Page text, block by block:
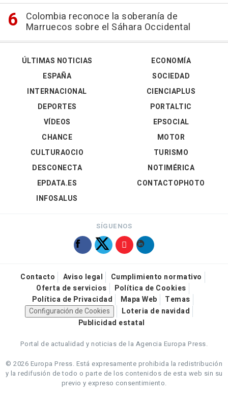
Colombia reconoce la soberanía de
Marruecos sobre el Sáhara Occidental
ÚLTIMAS NOTICIAS
ESPAÑA
INTERNACIONAL
DEPORTES
VÍDEOS
ECONOMÍA
SOCIEDAD
CIENCIAPLUS
PORTALTIC
EPSOCIAL
CHANCE
CULTURAOCIO
DESCONECTA
EPDATA.ES
INFOSALUS
MOTOR
TURISMO
NOTIMÉRICA
CONTACTOPHOTO
SÍGUENOS
Contacto Aviso legal
Cumplimiento normativo
Oferta de servicios
Política de Cookies
Política de Privacidad
Mapa Web
Temas
Configuración de Cookies
Loteria de navidad
Publicidad estatal
Portal de actualidad y noticias de la Agencia Europa Press.
© 2026 Europa Press. Está expresamente prohibida la redistribución
y la redifusión de todo o parte de los contenidos de esta web sin su
previo y expreso consentimiento.